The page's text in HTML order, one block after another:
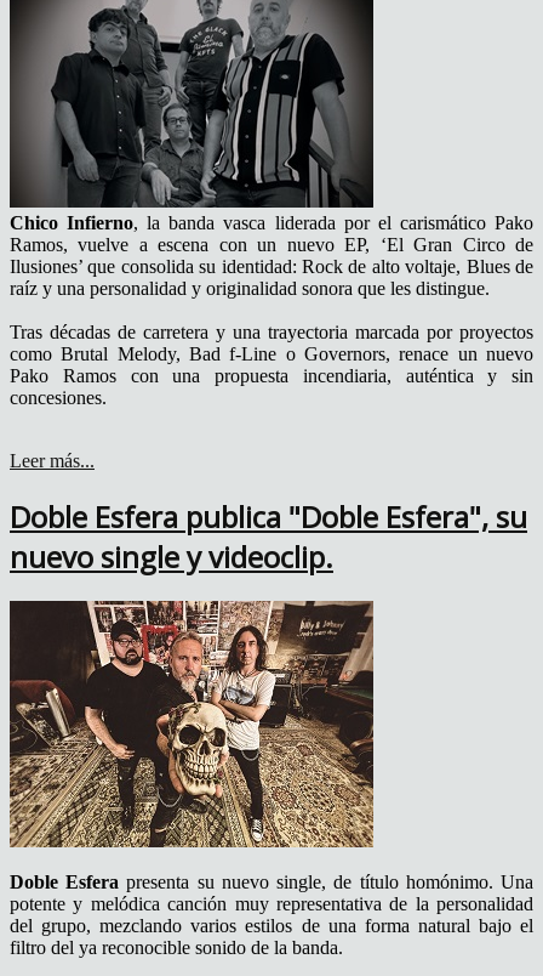
Chico Infierno, la banda vasca liderada por el carismático Pako
Ramos, vuelve a escena con un nuevo EP, ‘El Gran Circo de
Ilusiones’ que consolida su identidad: Rock de alto voltaje, Blues de
raíz y una personalidad y originalidad sonora que les distingue.
Tras décadas de carretera y una trayectoria marcada por proyectos
como Brutal Melody, Bad f-Line o Governors, renace un nuevo
Pako Ramos con una propuesta incendiaria, auténtica y sin
concesiones.
Leer más...
Doble Esfera publica "Doble Esfera", su
nuevo single y videoclip.
Doble Esfera presenta su nuevo single, de título homónimo. Una
potente y melódica canción muy representativa de la personalidad
del grupo, mezclando varios estilos de una forma natural bajo el
filtro del ya reconocible sonido de la banda.